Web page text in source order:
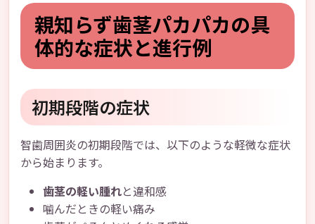
親知らず歯茎パカパカの具
体的な症状と進行例
初期段階の症状
智歯周囲炎の初期段階では、以下のような軽微な症状
から始まります。
歯茎の軽い腫れと違和感
噛んだときの軽い痛み